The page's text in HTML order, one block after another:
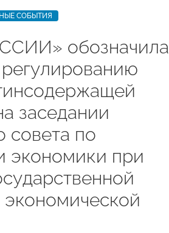
СОБЫТИЯ
обозначила
заседании
совета по
экономики при